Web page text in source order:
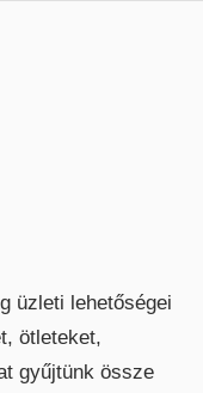
üzleti lehetőségei
ötleteket,
gyűjtünk össze